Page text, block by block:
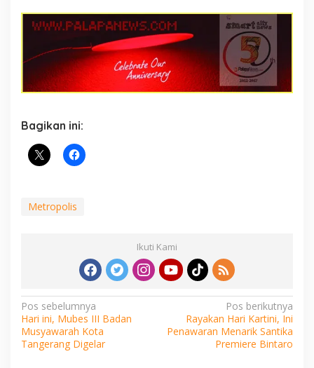
Bagikan ini:
Metropolis
Ikuti Kami
Navigasi
pos
Pos sebelumnya
Hari ini, Mubes III Badan
Musyawarah Kota
Tangerang Digelar
Pos berikutnya
Rayakan Hari Kartini, Ini
Penawaran Menarik Santika
Premiere Bintaro